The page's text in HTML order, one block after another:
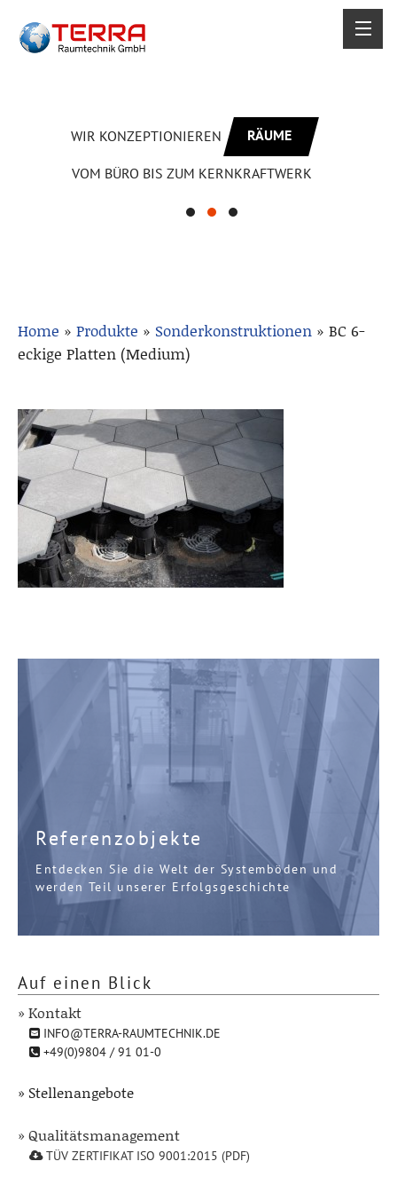
WIR KONZEPTIONIEREN RÄUME
VOM BÜRO BIS ZUM KERNKRAFTWERK
Home » Produkte » Sonderkonstruktionen » BC 6-
eckige Platten (Medium)
Referenzobjekte
Entdecken Sie die Welt der Systemböden und
werden Teil unserer Erfolgsgeschichte
Auf einen Blick
» Kontakt
INFO@TERRA-RAUMTECHNIK.DE
+49(0)9804 / 91 01-0
» Stellenangebote
» Qualitätsmanagement
TÜV ZERTIFIKAT ISO 9001:2015 (PDF)